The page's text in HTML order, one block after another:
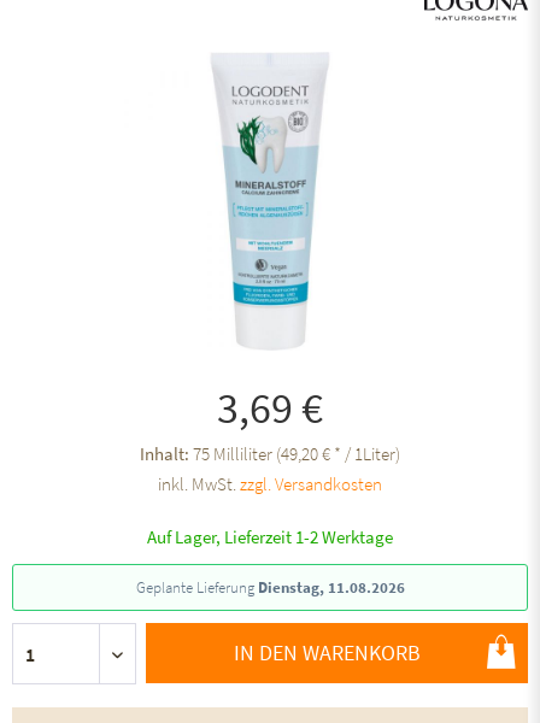
3,69 €
Inhalt: 75 Milliliter (49,20 € * / 1Liter)
inkl. MwSt.zzgl. Versandkosten
Auf Lager, Lieferzeit 1-2 Werktage
Geplante Lieferung Dienstag, 11.08.2026
IN DEN WARENKORB